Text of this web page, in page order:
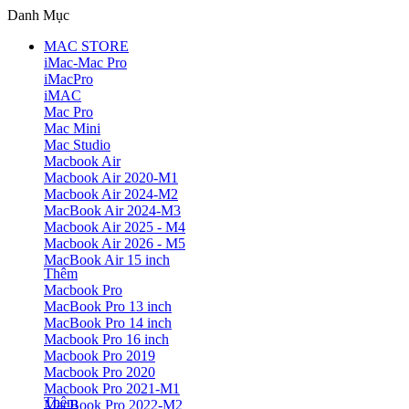
Danh Mục
MAC STORE
iMac-Mac Pro
iMacPro
iMAC
Mac Pro
Mac Mini
Mac Studio
Macbook Air
Macbook Air 2020-M1
Macbook Air 2024-M2
MacBook Air 2024-M3
Macbook Air 2025 - M4
Macbook Air 2026 - M5
MacBook Air 15 inch
Thêm
Macbook Pro
MacBook Pro 13 inch
MacBook Pro 14 inch
Macbook Pro 16 inch
Macbook Pro 2019
Macbook Pro 2020
Macbook Pro 2021-M1
MacBook Pro 2022-M2
Thêm